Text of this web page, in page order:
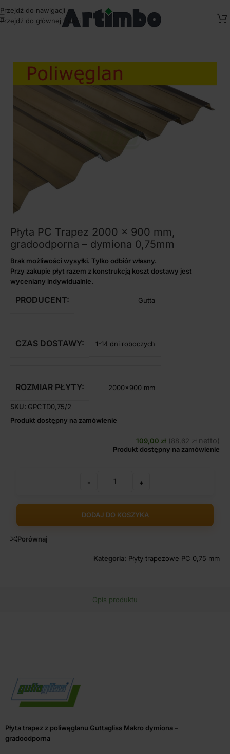
Przejdź do nawigacji
Przejdź do głównej treści
Strona główna /Pokrycia dachowe/Płyty trapezowe PC 0,75 mm
Płyta PC Trapez 2000 x 900 mm,
gradoodporna – dymiona 0,75mm
Brak możliwości wysyłki. Tylko odbiór własny.
Przy zakupie płyt razem z konstrukcją koszt dostawy jest
wyceniany indywidualnie.
PRODUCENT: Gutta
CZAS DOSTAWY: 1-14 dni roboczych
ROZMIAR PŁYTY: 2000×900 mm
SKU: GPCTD0,75/2
Produkt dostępny na zamówienie
109,00 zł (88,62 zł netto)
Produkt dostępny na zamówienie
- +
DODAJ DO KOSZYKA
Porównaj
Kategoria: Płyty trapezowe PC 0,75 mm
Opis produktu
Płyta trapez z poliwęglanu Guttagliss Makro dymiona –
gradoodporna